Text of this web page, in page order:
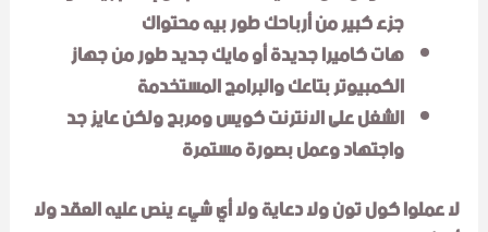
جزء كبير من أرباحك طور بيه محتواك
هات كاميرا جديدة أو مايك جديد طور من جهاز
الكمبيوتر بتاعك والبرامج المستخدمة
الشغل على الانترنت كويس ومربح ولكن عايز جد
واجتهاد وعمل بصورة مستمرة
لا عملوا كول تون ولا دعاية ولا أي شيء ينص عليه العقد ولا